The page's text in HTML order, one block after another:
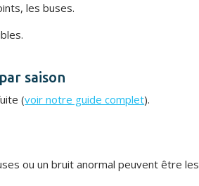
les buses.
saison
(voir notre guide complet).
ou un bruit anormal peuvent être les